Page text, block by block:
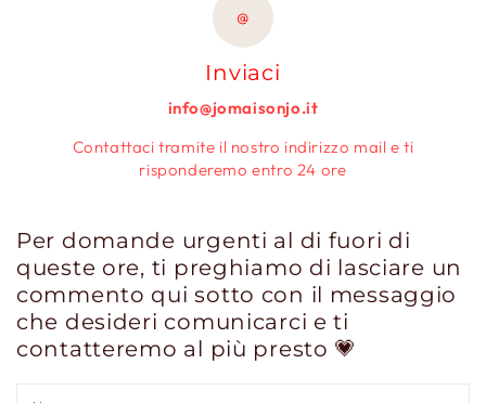
@
Inviaci
info@jomaisonjo.it
Contattaci tramite il nostro indirizzo mail e ti
risponderemo entro 24 ore
Per domande urgenti al di fuori di
queste ore, ti preghiamo di lasciare un
commento qui sotto con il messaggio
che desideri comunicarci e ti
contatteremo al più presto 💗